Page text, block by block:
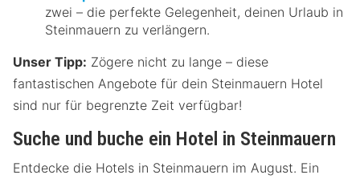
zwei – die perfekte Gelegenheit, deinen Urlaub in
Steinmauern zu verlängern.
Unser Tipp: Zögere nicht zu lange – diese
fantastischen Angebote für dein Steinmauern Hotel
sind nur für begrenzte Zeit verfügbar!
Suche und buche ein Hotel in Steinmauern
Entdecke die Hotels in Steinmauern im August. Ein